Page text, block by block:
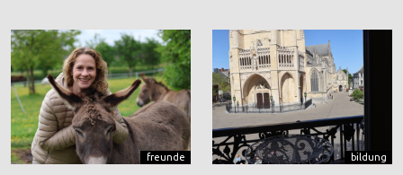
freunde bildung